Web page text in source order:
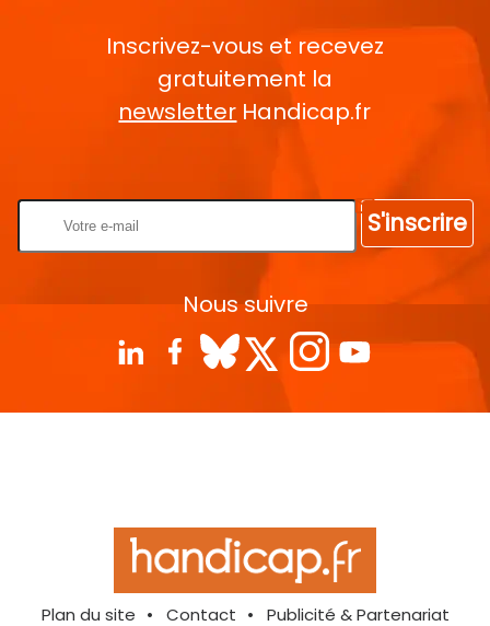
Inscrivez-vous et recevez
gratuitement la
newsletter Handicap.fr
S'inscrire
Nous suivre
Plan du site Contact
Publicité & Partenariat